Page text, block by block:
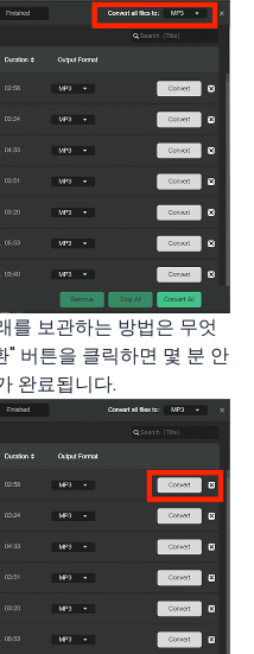
보관하는 방법은 무엇
버튼을 클릭하면 몇 분 안
완료됩니다.